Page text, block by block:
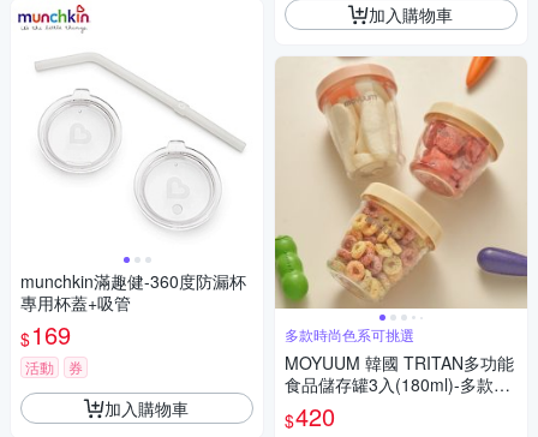
munchkin滿趣健-360度防漏杯
專用杯蓋+吸管
$169
活動 券
加入購物車
加入購物車
多款時尚色系可挑選
MOYUUM 韓國 TRITAN多功能
食品儲存罐3入(180ml)-多款可
$420